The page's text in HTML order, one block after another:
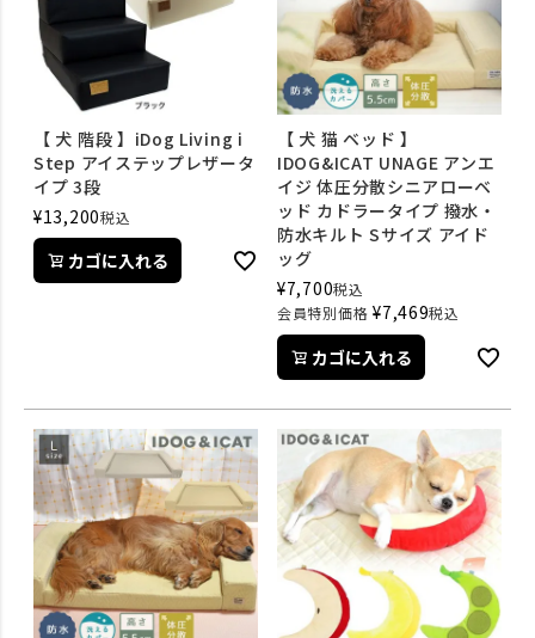
【 犬 階段 】iDog Living i
Step アイステップレザータ
イプ 3段
¥13,200税込
カゴに入れる
【 犬 猫 ベッド 】
IDOG&ICAT UNAGE アンエ
イジ 体圧分散シニアローベ
ッド カドラータイプ 撥水・
防水キルト Sサイズ アイド
ッグ
¥7,700税込
会員特別価格 ¥7,469税込
カゴに入れる